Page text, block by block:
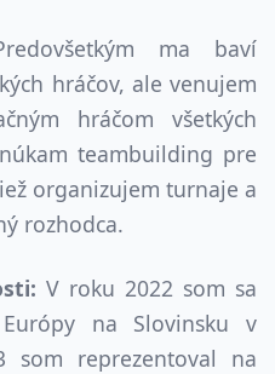
ma baví
hráčov, ale venujem
hráčom všetkých
teambuilding pre
organizujem turnaje a
rozhodca.
V roku 2022 som sa
na Slovinsku v
som reprezentoval na